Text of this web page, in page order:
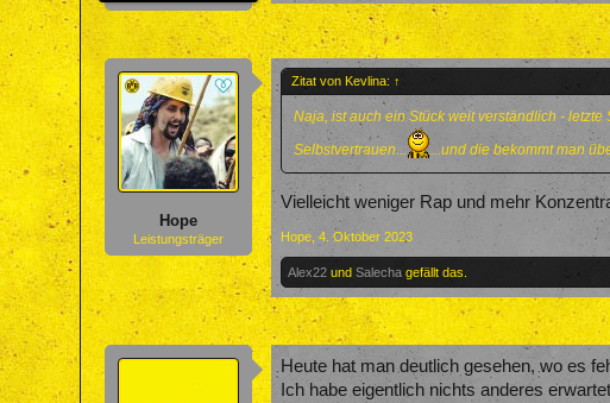
Hope
Leistungsträger
Zitat von Kevlina: ↑
Naja, ist auch ein Stück weit verständlich -
Selbstvertrauen...
...und die bekommt man
Vielleicht weniger Rap und mehr
Hope 4. Oktober 2023
Alex22 undSalecha gefällt das.
Heute hat man deutlich gesehen, wo es
Ich habe eigentlich nichts anderes